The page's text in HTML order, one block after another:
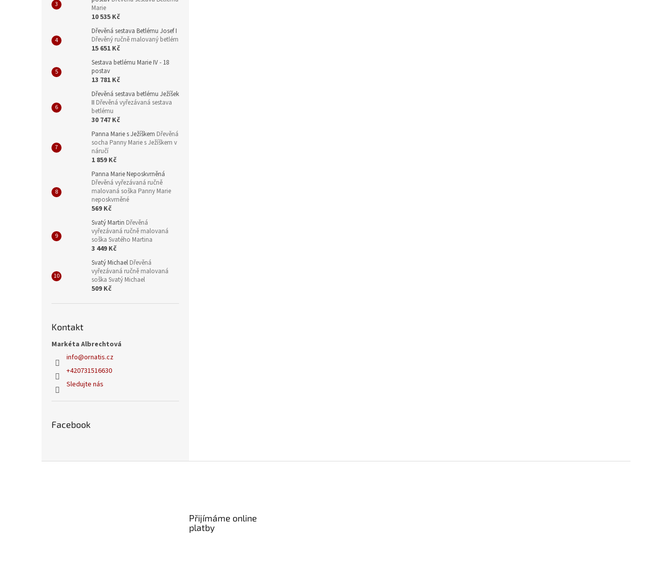
Marie
10 535 Kč
Dřevěná sestava Betlému Josef I
Dřevěný ručně malovaný betlém
15 651 Kč
Sestava betlému Marie IV - 18
postav
13 781 Kč
Dřevěná sestava betlému Ježíšek
II Dřevěná vyřezávaná sestava
betlému
30 747 Kč
Panna Marie s Ježíškem Dřevěná
socha Panny Marie s Ježíškem v
náručí
1 859 Kč
Panna Marie Neposkvrněná
Dřevěná vyřezávaná ručně
malovaná soška Panny Marie
neposkvrněné
569 Kč
Svatý Martin Dřevěná
vyřezávaná ručně malovaná
soška Svatého Martina
3 449 Kč
Svatý Michael Dřevěná
vyřezávaná ručně malovaná
soška Svatý Michael
509 Kč
Kontakt
Markéta Albrechtová
info@ornatis.cz
+420731516630
Sledujte nás
Facebook
Přijímáme online
platby